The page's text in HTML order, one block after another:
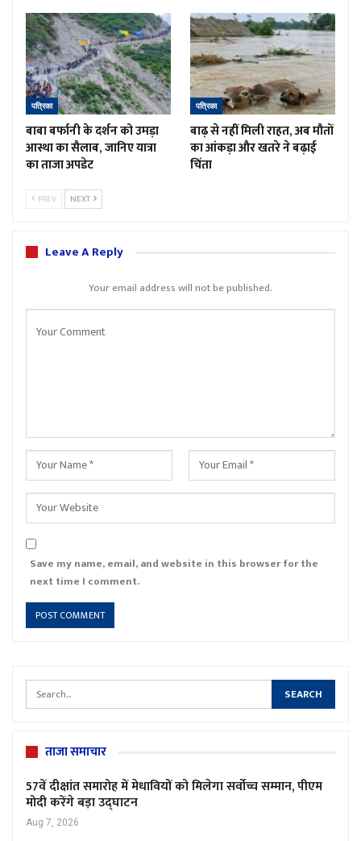
पत्रिका
बाबा बर्फानी के दर्शन को उमड़ा
आस्था का सैलाब, जानिए यात्रा
का ताजा अपडेट
पत्रिका
बाढ़ से नहीं मिली राहत, अब मौतों
का आंकड़ा और खतरे ने बढ़ाई
चिंता
PREV NEXT
Leave A Reply
Your email address will not be published.
Save my name, email, and website in this browser for the
next time I comment.
ताजा समाचार
57वें दीक्षांत समारोह में मेधावियों को मिलेगा सर्वोच्च सम्मान, पीएम
मोदी करेंगे बड़ा उद्घाटन
Aug 7, 2026